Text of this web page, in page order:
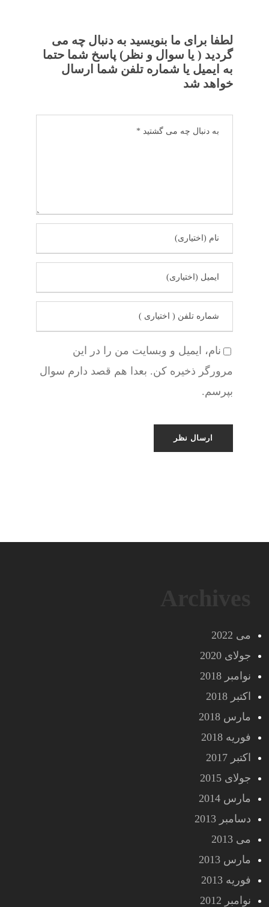
لطفا برای ما بنویسید به دنبال چه می
گردید ( یا سوال و نظر) پاسخ شما حتما
به ایمیل یا شماره تلفن شما ارسال
خواهد شد
نام، ایمیل و وبسایت من را در این
مرورگر ذخیره کن. بعدا هم قصد دارم سوال
بپرسم.
می 2022
جولای 2020
نوامبر 2018
اکتبر 2018
مارس 2018
فوریه 2018
اکتبر 2017
جولای 2015
مارس 2014
دسامبر 2013
می 2013
مارس 2013
فوریه 2013
نوامبر 2012